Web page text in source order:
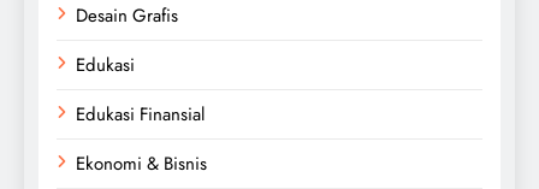
Desain Grafis
Edukasi
Edukasi Finansial
Ekonomi & Bisnis